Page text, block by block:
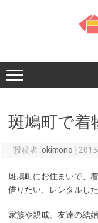
キ
ッ
プ
斑鳩町で着
投稿者: okimono
斑鳩町にお住まいで、
借りたい、レンタルし
家族や親戚、友達の結